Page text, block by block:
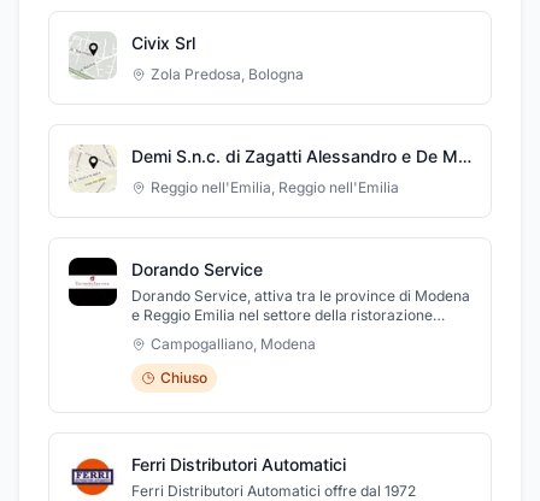
Civix Srl
Zola Predosa, Bologna
Demi S.n.c. di Zagatti Alessandro e De Marchi Egle
Reggio nell'Emilia, Reggio nell'Emilia
Dorando Service
Dorando Service, attiva tra le province di Modena
e Reggio Emilia nel settore della ristorazione
automatica, fornisce distributori di snack e
bevande calde/fredde, macchine per il caffè in
capsule ed erogatori di acqua potabile delle
migliori marche in commercio quali: Necta (Evoca
Group), Fas, Lavazza Firma e Caffitaly. Con
professionalità ed impegno e grazie ad una
distribuzione automatica, siamo in grado di
servire piccole e grandi aziende, privati, scuole,
Campogalliano, Modena
Chiuso
Ferri Distributori Automatici
Ferri Distributori Automatici offre dal 1972